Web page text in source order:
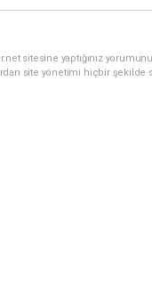
sitesine yaptığınız
site yönetimi hiçbir şekilde